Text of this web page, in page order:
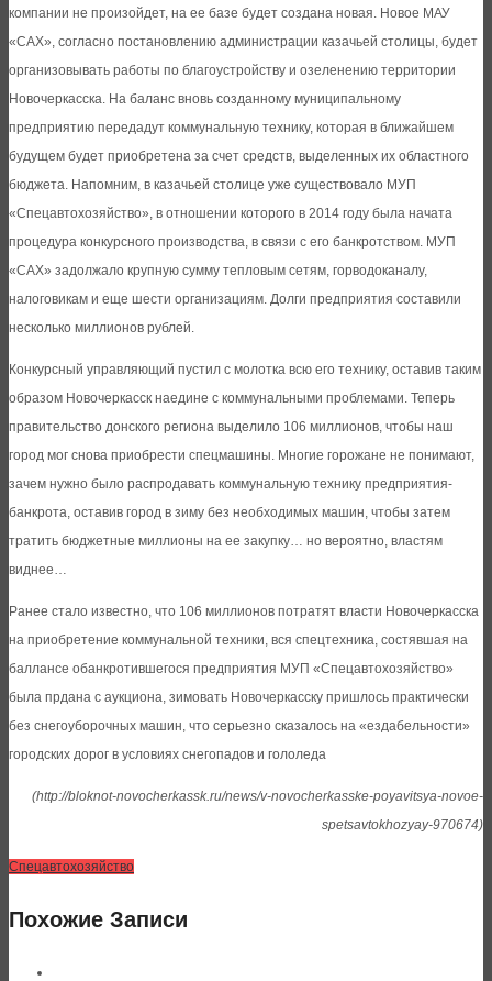
компании не произойдет, на ее базе будет создана новая. Новое МАУ
«САХ», согласно постановлению администрации казачьей столицы, будет
организовывать работы по благоустройству и озеленению территории
Новочеркасска. На баланс вновь созданному муниципальному
предприятию передадут коммунальную технику, которая в ближайшем
будущем будет приобретена за счет средств, выделенных их областного
бюджета. Напомним, в казачьей столице уже существовало МУП
«Спецавтохозяйство», в отношении которого в 2014 году была начата
процедура конкурсного производства, в связи с его банкротством. МУП
«САХ» задолжало крупную сумму тепловым сетям, горводоканалу,
налоговикам и еще шести организациям. Долги предприятия составили
несколько миллионов рублей.
Конкурсный управляющий пустил с молотка всю его технику, оставив таким
образом Новочеркасск наедине с коммунальными проблемами. Теперь
правительство донского региона выделило 106 миллионов, чтобы наш
город мог снова приобрести спецмашины. Многие горожане не понимают,
зачем нужно было распродавать коммунальную технику предприятия-
банкрота, оставив город в зиму без необходимых машин, чтобы затем
тратить бюджетные миллионы на ее закупку… но вероятно, властям
виднее…
Ранее стало известно, что 106 миллионов потратят власти Новочеркасска
на приобретение коммунальной техники, вся спецтехника, состявшая на
баллансе обанкротившегося предприятия МУП «Спецавтохозяйство»
была прдана с аукциона, зимовать Новочеркасску пришлось практически
без снегоуборочных машин, что серьезно сказалось на «ездабельности»
городских дорог в условиях снегопадов и гололеда
(http://bloknot-novocherkassk.ru/news/v-novocherkasske-poyavitsya-novoe-
spetsavtokhozyay-970674)
Спецавтохозяйство
Похожие Записи